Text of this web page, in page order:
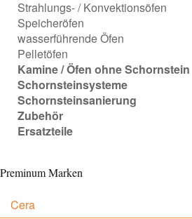
Strahlungs- / Konvektionsöfen
Speicheröfen
wasserführende Öfen
Pelletöfen
Kamine / Öfen ohne Schornstein
Schornsteinsysteme
Schornsteinsanierung
Zubehör
Ersatzteile
Preminum Marken
Cera